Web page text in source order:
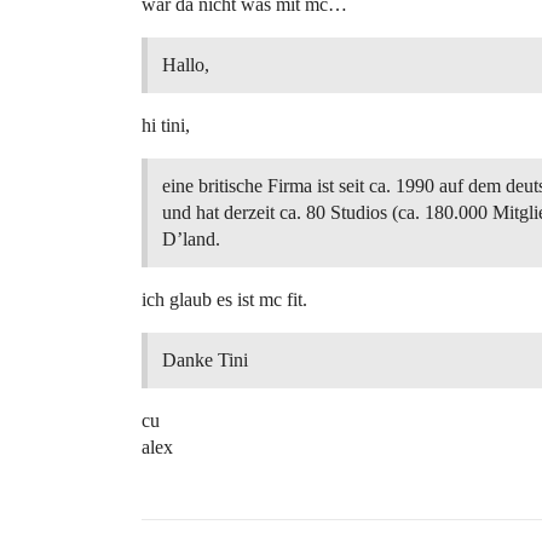
war da nicht was mit mc…
Hallo,
hi tini,
eine britische Firma ist seit ca. 1990 auf dem
und hat derzeit ca. 80 Studios (ca. 180.000
D’land.
ich glaub es ist mc fit.
Danke Tini
cu
alex